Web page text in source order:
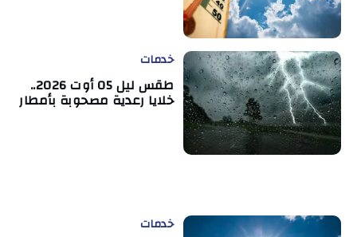
خدمات
طقس ليل 05 أوت 2026..
خلايا رعدية مصحوبة بأمطار
خدمات